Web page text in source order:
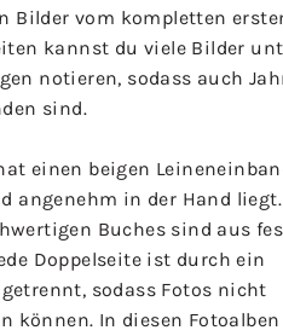
Bilder vom kompletten
kannst du viele Bilder
notieren, sodass auch
sind.
einen beigen
angenehm in der Hand
Buches sind aus
Doppelseite ist durch ein
sodass Fotos nicht
können. In diesen